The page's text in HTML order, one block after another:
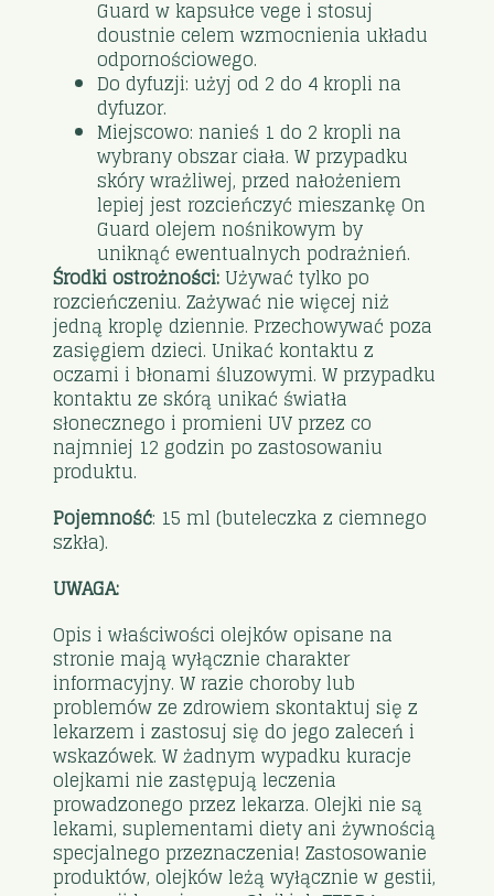
Guard w kapsułce vege i stosuj
doustnie celem wzmocnienia układu
odpornościowego.
Do dyfuzji: użyj od 2 do 4 kropli na
dyfuzor.
Miejscowo: nanieś 1 do 2 kropli na
wybrany obszar ciała. W przypadku
skóry wrażliwej, przed nałożeniem
lepiej jest rozcieńczyć mieszankę On
Guard olejem nośnikowym by
uniknąć ewentualnych podrażnień.
Środki ostrożności:Używać tylko po
rozcieńczeniu. Zażywać nie więcej niż
jedną kroplę dziennie. Przechowywać poza
zasięgiem dzieci. Unikać kontaktu z
oczami i błonami śluzowymi. W przypadku
kontaktu ze skórą unikać światła
słonecznego i promieni UV przez co
najmniej 12 godzin po zastosowaniu
produktu.
Pojemność: 15 ml (buteleczka z ciemnego
szkła).
UWAGA:
Opis i właściwości olejków opisane na
stronie mają wyłącznie charakter
informacyjny. W razie choroby lub
problemów ze zdrowiem skontaktuj się z
lekarzem i zastosuj się do jego zaleceń i
wskazówek. W żadnym wypadku kuracje
olejkami nie zastępują leczenia
prowadzonego przez lekarza. Olejki nie są
lekami, suplementami diety ani żywnością
specjalnego przeznaczenia! Zastosowanie
produktów, olejków leżą wyłącznie w gestii,